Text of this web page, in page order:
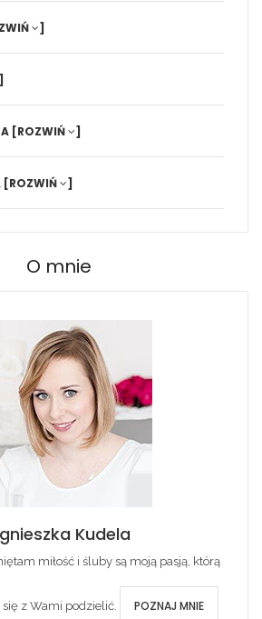
]
]
[ROZWIŃ ]
[ROZWIŃ ]
O mnie
Kudela
miłość i śluby są moją pasją, którą
z Wami podzielić. POZNAJ MNIE